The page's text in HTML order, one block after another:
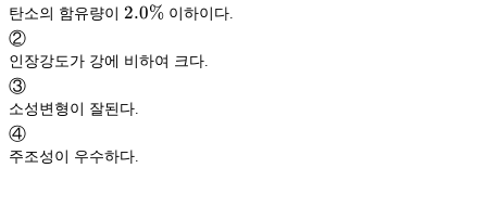
탄소의 함유량이 2.0\%
2.0% 이하이다.
②
인장강도가 강에 비하여 크다.
③
소성변형이 잘된다.
④
주조성이 우수하다.